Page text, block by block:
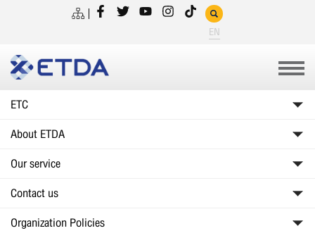
EN
ETC
About ETDA
Our service
Contact us
Organization Policies